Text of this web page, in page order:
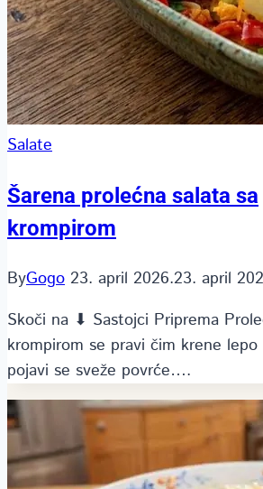
Salate
Šarena prolećna salata sa
krompirom
ByGogo 23. april 2026.23. april
Skoči na ⬇ Sastojci Priprema
krompirom se pravi čim krene
pojavi se sveže povrće….